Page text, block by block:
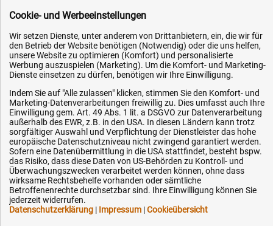
Zahlungsarten
Service
AGB / Widerrufsrecht
Datenschutz
Impressum
Karriere
OEM-Ersatzteile
Technik-Hilfe
Downloads
Kontakt
Ihre Hytec-Hydraulik Vorteile
Cookie- und Werbeeinstellungen
Wir setzen Dienste, unter anderem von Drittanbietern, ein, die wir für
den Betrieb der Website benötigen (Notwendig) oder die uns helfen,
unsere Website zu optimieren (Komfort) und personalisierte
Werbung auszuspielen (Marketing). Um die Komfort- und Marketing-
Dienste einsetzen zu dürfen, benötigen wir Ihre Einwilligung.
Indem Sie auf "Alle zulassen" klicken, stimmen Sie den Komfort- und
Marketing-Datenverarbeitungen freiwillig zu. Dies umfasst auch Ihre
Einwilligung gem. Art. 49 Abs. 1 lit. a DSGVO zur Datenverarbeitung
außerhalb des EWR, z.B. in den USA. In diesen Ländern kann trotz
sorgfältiger Auswahl und Verpflichtung der Dienstleister das hohe
europäische Datenschutzniveau nicht zwingend garantiert werden.
Sofern eine Datenübermittlung in die USA stattfindet, besteht bspw.
das Risiko, dass diese Daten von US-Behörden zu Kontroll- und
Überwachungszwecken verarbeitet werden können, ohne dass
wirksame Rechtsbehelfe vorhanden oder sämtliche
Betroffenenrechte durchsetzbar sind. Ihre Einwilligung können Sie
jederzeit widerrufen.
Datenschutzerklärung | Impressum |Cookieübersicht